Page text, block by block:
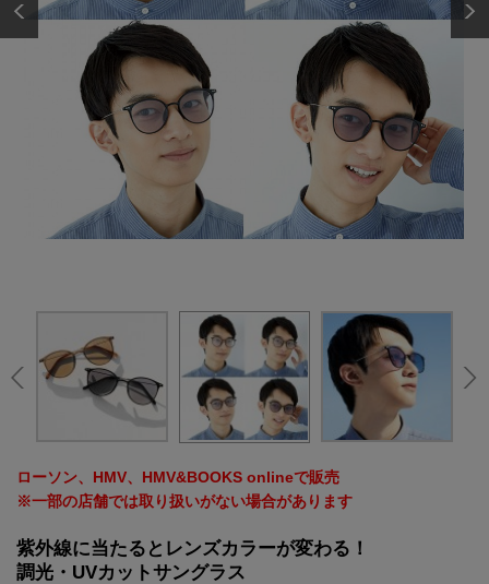
ローソン、HMV、HMV&BOOKS onlineで販売
※一部の店舗では取り扱いがない場合があります
紫外線に当たるとレンズカラーが変わる！
調光・UVカットサングラス